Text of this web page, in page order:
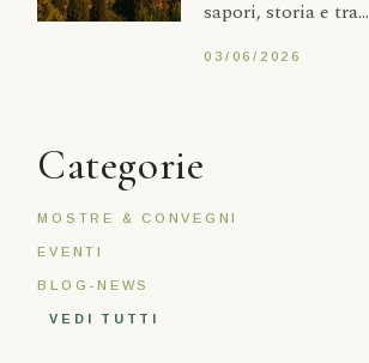
sapori, storia e tra...
03/06/2026
Categorie
MOSTRE & CONVEGNI
EVENTI
BLOG-NEWS
VEDI TUTTI